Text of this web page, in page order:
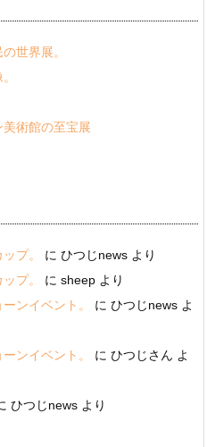
世界展。
術館の至宝展
プ。 に ひつじnews より
プ。
に sheep より
ンイベント。
に ひつじnews よ
ンイベント。
に ひつじさん よ
ひつじnews より